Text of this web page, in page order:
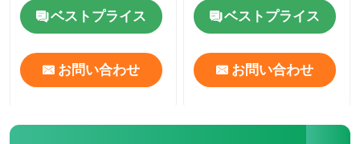
ベストプライス
お問い合わせ
ベストプライス
お問い合わせ